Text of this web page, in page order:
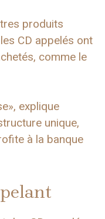
produits
CD appelés ont
comme le
explique
unique,
à la banque